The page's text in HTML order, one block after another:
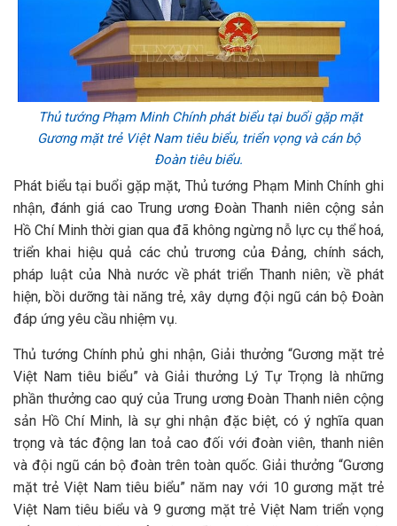
Thủ tướng Phạm Minh Chính phát biểu tại buổi gặp mặt
Gương mặt trẻ Việt Nam tiêu biểu, triển vọng và cán bộ
Đoàn tiêu biểu.
Phát biểu tại buổi gặp mặt, Thủ tướng Phạm Minh Chính ghi
nhận, đánh giá cao Trung ương Đoàn Thanh niên cộng sản
Hồ Chí Minh thời gian qua đã không ngừng nỗ lực cụ thể hoá,
triển khai hiệu quả các chủ trương của Đảng, chính sách,
pháp luật của Nhà nước về phát triển Thanh niên; về phát
hiện, bồi dưỡng tài năng trẻ, xây dựng đội ngũ cán bộ Đoàn
đáp ứng yêu cầu nhiệm vụ.
Thủ tướng Chính phủ ghi nhận, Giải thưởng “Gương mặt trẻ
Việt Nam tiêu biểu” và Giải thưởng Lý Tự Trọng là những
phần thưởng cao quý của Trung ương Đoàn Thanh niên cộng
sản Hồ Chí Minh, là sự ghi nhận đặc biệt, có ý nghĩa quan
trọng và tác động lan toả cao đối với đoàn viên, thanh niên
và đội ngũ cán bộ đoàn trên toàn quốc. Giải thưởng “Gương
mặt trẻ Việt Nam tiêu biểu” năm nay với 10 gương mặt trẻ
Việt Nam tiêu biểu và 9 gương mặt trẻ Việt Nam triển vọng